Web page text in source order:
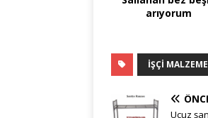
arıyorum
İŞÇI
Ucuz